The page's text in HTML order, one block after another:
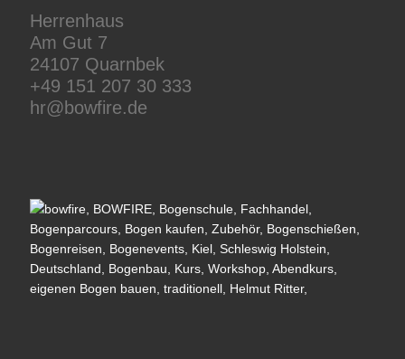
Herrenhaus
Am Gut 7
24107 Quarnbek
+49 151 207 30 333
hr@bowfire.de